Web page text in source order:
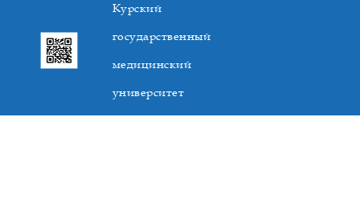
Курский
государственный
медицинский
университет